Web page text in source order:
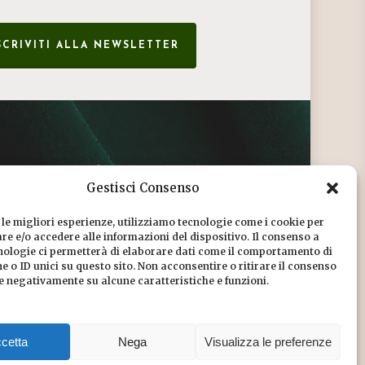
Gestisci Consenso
migliori esperienze, utilizziamo tecnologie come i cookie per
e/o accedere alle informazioni del dispositivo. Il consenso a
ci permetterà di elaborare dati come il comportamento di
o ID unici su questo sito. Non acconsentire o ritirare il consenso
negativamente su alcune caratteristiche e funzioni.
Nega Visualizza le preferenze
ALLA NEWSLETTER
COOKIE POLICY
DICONO DI NOI
CHI SIAMO